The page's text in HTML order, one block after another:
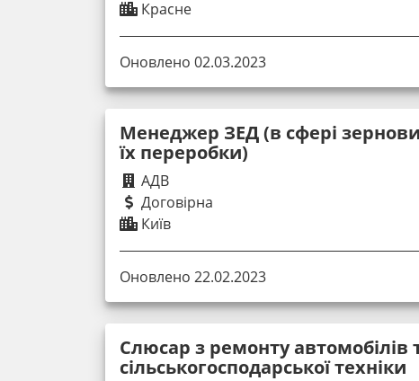
Красне
Оновлено 02.03.2023
Менеджер ЗЕД (в сфері
їх переробки)
АДВ
Договірна
Київ
Оновлено 22.02.2023
Слюсар з ремонту автомобілів
сільськогосподарської техніки